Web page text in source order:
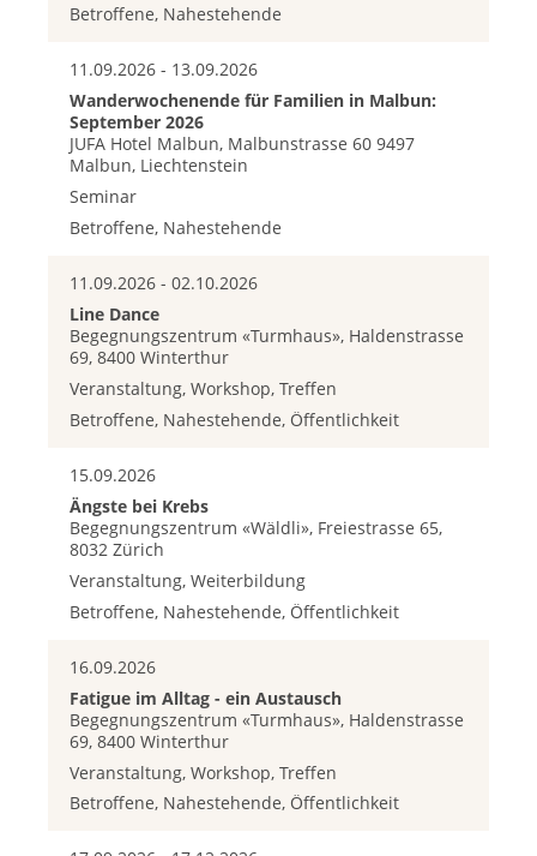
Betroffene, Nahestehende
11.09.2026 - 13.09.2026
Wanderwochenende für Familien in Malbun:
September 2026
JUFA Hotel Malbun, Malbunstrasse 60 9497
Malbun, Liechtenstein
Seminar
Betroffene, Nahestehende
11.09.2026 - 02.10.2026
Line Dance
Begegnungszentrum «Turmhaus», Haldenstrasse
69, 8400 Winterthur
Veranstaltung, Workshop, Treffen
Betroffene, Nahestehende, Öffentlichkeit
15.09.2026
Ängste bei Krebs
Begegnungszentrum «Wäldli», Freiestrasse 65,
8032 Zürich
Veranstaltung, Weiterbildung
Betroffene, Nahestehende, Öffentlichkeit
16.09.2026
Fatigue im Alltag - ein Austausch
Begegnungszentrum «Turmhaus», Haldenstrasse
69, 8400 Winterthur
Veranstaltung, Workshop, Treffen
Betroffene, Nahestehende, Öffentlichkeit